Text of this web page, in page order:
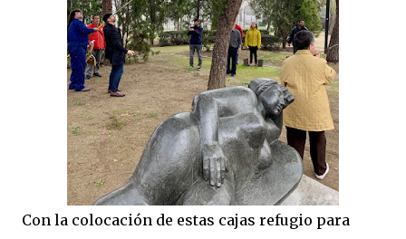
Con la colocación de estas cajas refugio para